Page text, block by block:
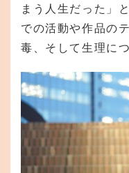
まう人生だった」
での活動や作品の
毒、そして生理に